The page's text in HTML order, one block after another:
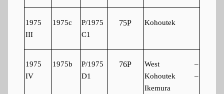
1975
III
1975c
P/1975
C1
75P Kohoutek
1975
IV
1975b
P/1975
D1
76P
West –
Kohoutek –
Ikemura